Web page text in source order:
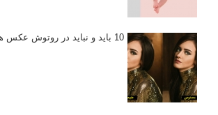
10 باید و نباید در روتوش عکس ها